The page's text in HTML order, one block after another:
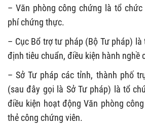
– Văn phòng công chứng là tổ
phí chứng thực.
– Cục Bổ trợ tư pháp (Bộ Tư pháp)
định tiêu chuẩn, điều kiện hành nghề
– Sở Tư pháp các tỉnh, thành phố
(sau đây gọi là Sở Tư pháp) là tổ
điều kiện hoạt động Văn phòng
thẻ công chứng viên.